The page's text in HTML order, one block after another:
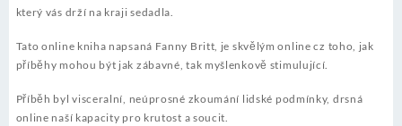
který vás drží na kraji sedadla.
Tato online kniha napsaná Fanny Britt, je skvělým online cz toho, jak
příběhy mohou být jak zábavné, tak myšlenkově stimulující.
Příběh byl visceralní, neúprosné zkoumání lidské podmínky, drsná
online naší kapacity pro krutost a soucit.